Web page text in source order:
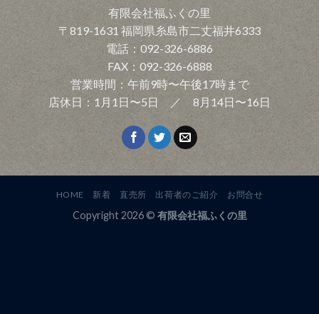
有限会社福ふくの里
〒819-1631 福岡県糸島市二丈福井6333
電話：092-326-6886
FAX：092-326-6888
営業時間：午前9時〜午後17時まで
店休日：1月1日〜5日 ／ 8月14日〜16日
HOME 新着 直売所 出荷者のご紹介 お問合せ
Copyright 2026 © 有限会社福ふくの里